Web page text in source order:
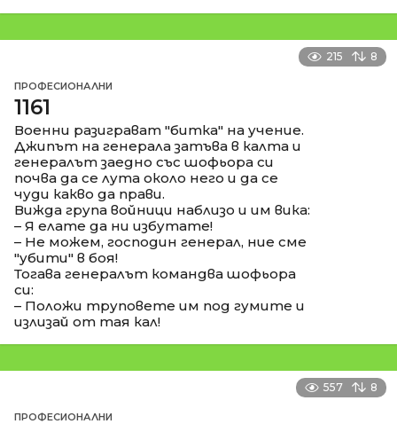
215 8
ПРОФЕСИОНАЛНИ
1161
Военни разиграват "битка" на учение.
Джипът на генерала затъва в калта и
генералът заедно със шофьора си
почва да се лута около него и да се
чуди какво да прави.
Вижда група войници наблизо и им вика:
– Я елате да ни избутате!
– Не можем, господин генерал, ние сме
"убити" в боя!
Тогава генералът командва шофьора
си:
– Положи труповете им под гумите и
излизай от тая кал!
557 8
ПРОФЕСИОНАЛНИ